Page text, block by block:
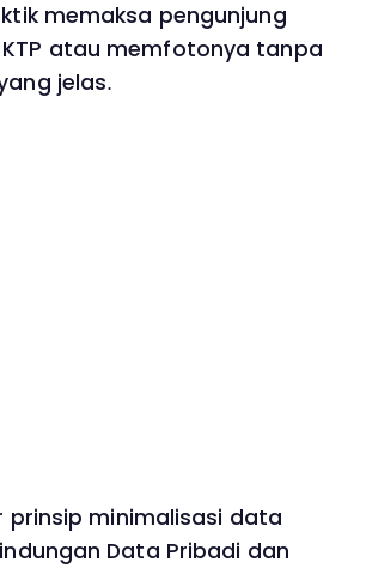
memaksa pengunjung
atau memfotonya tanpa
jelas.
prinsip minimalisasi data
Data Pribadi dan